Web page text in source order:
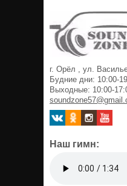
г. Орёл , ул.
Будние дни: 10:00-
Выходные: 10:00-
Наш гимн: